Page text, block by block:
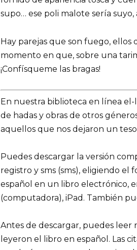
supo… ese poli malote sería suyo,
Hay parejas que son fuego, ellos
momento en que, sobre una
¡Confísqueme las bragas!
En nuestra biblioteca en línea el-
de hadas y obras de otros
aquellos que nos dejaron un
Puedes descargar la versión
registro y sms (sms), eligiendo
español en un libro electrónico,
(computadora), iPad. También
Antes de descargar, puedes leer
leyeron el libro en español. Las